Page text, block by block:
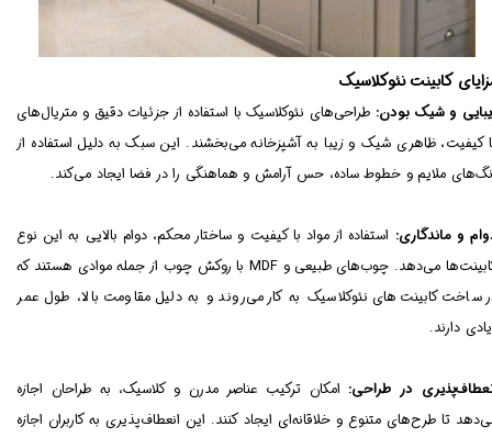
کابینت نئوکلاسیک
و شیک بودن: طراحی‌های نئوکلاسیک با استفاده از جزئیات دقیق و متریال‌های
کیفیت، ظاهری شیک و زیبا به آشپزخانه می‌بخشند. این سبک به دلیل استفاده از
ملایم و خطوط ساده، حس آرامش و هماهنگی را در فضا ایجاد می‌کند.
و ماندگاری: استفاده از مواد با کیفیت و ساختار محکم، دوام بالایی به این نوع
کابینت‌ها می‌دهد. چوب‌های طبیعی و MDF با روکش چوب از جمله موادی هستند که
ساخت کابینت‌های نئوکلاسیک به کار می‌روند و به دلیل مقاومت بالا، طول عمر
دارند.
در طراحی: امکان ترکیب عناصر مدرن و کلاسیک، به طراحان اجازه
تا طرح‌های متنوع و خلاقانه‌ای ایجاد کنند. این انعطاف‌پذیری به کاربران اجازه